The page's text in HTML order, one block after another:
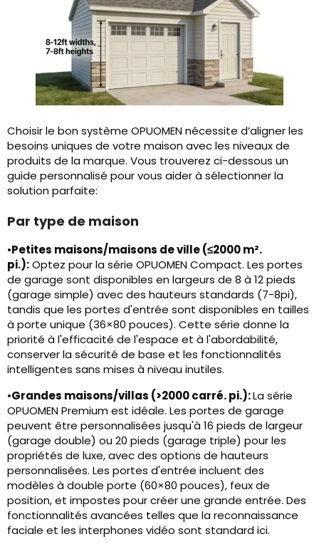
Choisir le bon système OPUOMEN nécessite d’aligner les
besoins uniques de votre maison avec les niveaux de
produits de la marque. Vous trouverez ci-dessous un
guide personnalisé pour vous aider à sélectionner la
solution parfaite:
Par type de maison
•Petites maisons/maisons de ville (≤2000 m².
pi.):Optez pour la série OPUOMEN Compact. Les portes
de garage sont disponibles en largeurs de 8 à 12 pieds
(garage simple) avec des hauteurs standards (7-8pi),
tandis que les portes d'entrée sont disponibles en tailles
à porte unique (36×80 pouces). Cette série donne la
priorité à l'efficacité de l'espace et à l'abordabilité,
conserver la sécurité de base et les fonctionnalités
intelligentes sans mises à niveau inutiles.
•Grandes maisons/villas (>2000 carré. pi.):La série
OPUOMEN Premium est idéale. Les portes de garage
peuvent être personnalisées jusqu'à 16 pieds de largeur
(garage double) ou 20 pieds (garage triple) pour les
propriétés de luxe, avec des options de hauteurs
personnalisées. Les portes d'entrée incluent des
modèles à double porte (60×80 pouces), feux de
position, et impostes pour créer une grande entrée. Des
fonctionnalités avancées telles que la reconnaissance
faciale et les interphones vidéo sont standard ici.